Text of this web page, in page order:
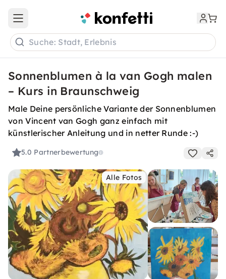
Open main menu
Suche: Stadt, Erlebnis
Sonnenblumen à la van Gogh malen
– Kurs in Braunschweig
Male Deine persönliche Variante der Sonnenblumen
von Vincent van Gogh ganz einfach mit
künstlerischer Anleitung und in netter Runde :-)
5.0 Partnerbewertung
Alle Fotos